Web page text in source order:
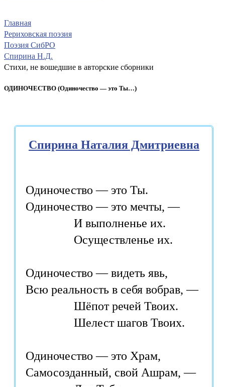
Главная
Рериховская поэзия
Поэзия СибРО
Спирина Н.Д.
Стихи, не вошедшие в авторские сборники
ОДИНОЧЕСТВО (Одиночество — это Ты…)
Спирина Наталия Дмитриевна
Одиночество — это Ты.
Одиночество — это мечты, —
Одиночество — видеть явь,
Всю реальность в себя вобрав, —
Одиночество — это Храм,
Самосозданный, свой Ашрам, —